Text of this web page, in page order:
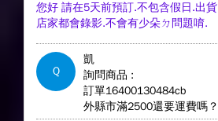
您好 請在5天前預訂.不包含假日.出貨
店家都會錄影.不會有少朵ㄉ問題唷.
Q
凱
詢問商品 :
訂單16400130484cb
外縣市滿2500還要運費嗎？